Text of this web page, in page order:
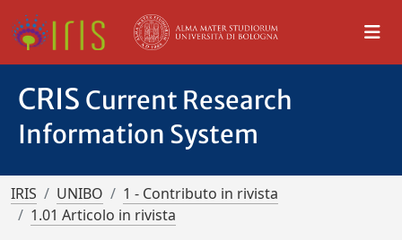
CRIS Current Research
Information System
IRIS UNIBO
1 - Contributo in rivista
1.01 Articolo in rivista